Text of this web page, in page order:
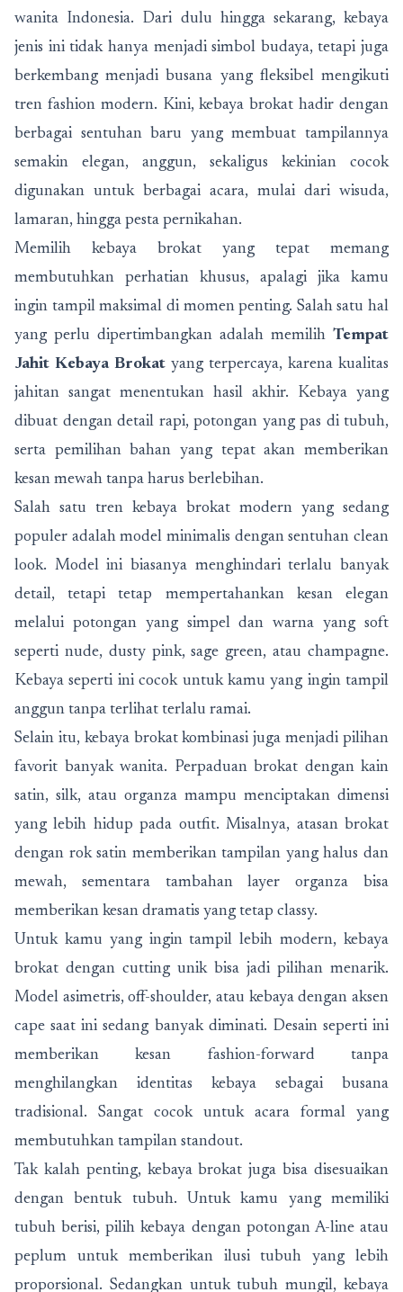
wanita Indonesia. Dari dulu hingga sekarang, kebaya
jenis ini tidak hanya menjadi simbol budaya, tetapi juga
berkembang menjadi busana yang fleksibel mengikuti
tren fashion modern. Kini, kebaya brokat hadir dengan
berbagai sentuhan baru yang membuat tampilannya
semakin elegan, anggun, sekaligus kekinian cocok
digunakan untuk berbagai acara, mulai dari wisuda,
lamaran, hingga pesta pernikahan.
Memilih kebaya brokat yang tepat memang
membutuhkan perhatian khusus, apalagi jika kamu
ingin tampil maksimal di momen penting. Salah satu hal
yang perlu dipertimbangkan adalah memilih Tempat
Jahit Kebaya Brokat yang terpercaya, karena kualitas
jahitan sangat menentukan hasil akhir. Kebaya yang
dibuat dengan detail rapi, potongan yang pas di tubuh,
serta pemilihan bahan yang tepat akan memberikan
kesan mewah tanpa harus berlebihan.
Salah satu tren kebaya brokat modern yang sedang
populer adalah model minimalis dengan sentuhan clean
look. Model ini biasanya menghindari terlalu banyak
detail, tetapi tetap mempertahankan kesan elegan
melalui potongan yang simpel dan warna yang soft
seperti nude, dusty pink, sage green, atau champagne.
Kebaya seperti ini cocok untuk kamu yang ingin tampil
anggun tanpa terlihat terlalu ramai.
Selain itu, kebaya brokat kombinasi juga menjadi pilihan
favorit banyak wanita. Perpaduan brokat dengan kain
satin, silk, atau organza mampu menciptakan dimensi
yang lebih hidup pada outfit. Misalnya, atasan brokat
dengan rok satin memberikan tampilan yang halus dan
mewah, sementara tambahan layer organza bisa
memberikan kesan dramatis yang tetap classy.
Untuk kamu yang ingin tampil lebih modern, kebaya
brokat dengan cutting unik bisa jadi pilihan menarik.
Model asimetris, off-shoulder, atau kebaya dengan aksen
cape saat ini sedang banyak diminati. Desain seperti ini
memberikan kesan fashion-forward tanpa
menghilangkan identitas kebaya sebagai busana
tradisional. Sangat cocok untuk acara formal yang
membutuhkan tampilan standout.
Tak kalah penting, kebaya brokat juga bisa disesuaikan
dengan bentuk tubuh. Untuk kamu yang memiliki
tubuh berisi, pilih kebaya dengan potongan A-line atau
peplum untuk memberikan ilusi tubuh yang lebih
proporsional. Sedangkan untuk tubuh mungil, kebaya